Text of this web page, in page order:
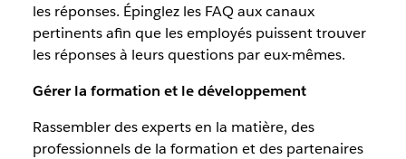
les réponses. Épinglez les FAQ aux canaux
pertinents afin que les employés puissent trouver
les réponses à leurs questions par eux-mêmes.
Gérer la formation et le développement
Rassembler des experts en la matière, des
professionnels de la formation et des partenaires